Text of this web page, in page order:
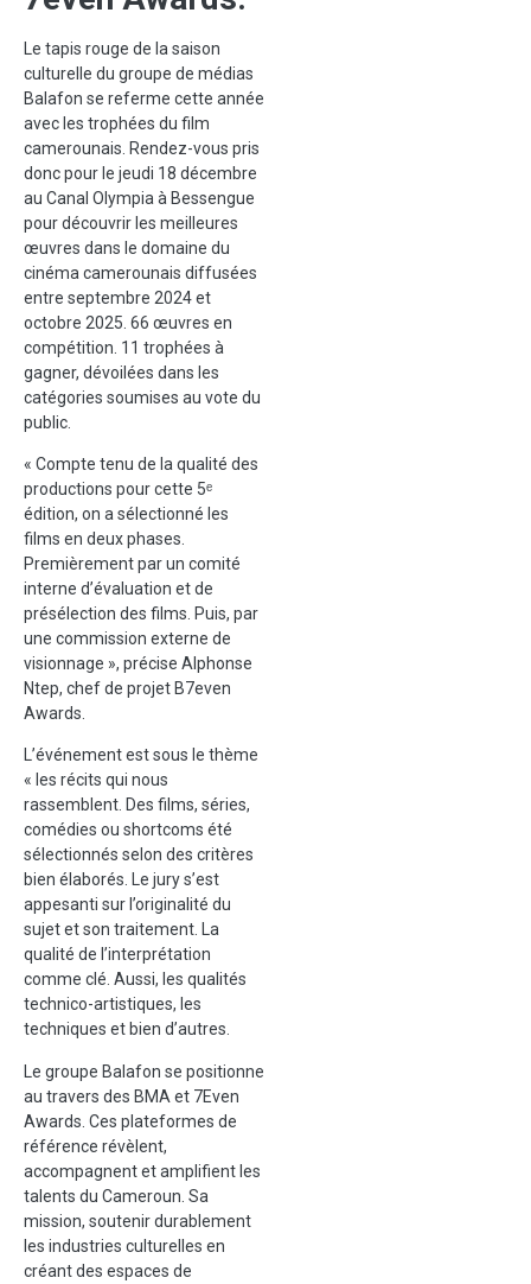
Le tapis rouge de la saison
culturelle du groupe de médias
Balafon se referme cette année
avec les trophées du film
camerounais. Rendez-vous pris
donc pour le jeudi 18 décembre
au Canal Olympia à Bessengue
pour découvrir les meilleures
œuvres dans le domaine du
cinéma camerounais diffusées
entre septembre 2024 et
octobre 2025. 66 œuvres en
compétition. 11 trophées à
gagner, dévoilées dans les
catégories soumises au vote du
public.
« Compte tenu de la qualité des
productions pour cette 5ᵉ
édition, on a sélectionné les
films en deux phases.
Premièrement par un comité
interne d’évaluation et de
présélection des films. Puis, par
une commission externe de
visionnage », précise Alphonse
Ntep, chef de projet B7even
Awards.
L’événement est sous le thème
« les récits qui nous
rassemblent. Des films, séries,
comédies ou shortcoms été
sélectionnés selon des critères
bien élaborés. Le jury s’est
appesanti sur l’originalité du
sujet et son traitement. La
qualité de l’interprétation
comme clé. Aussi, les qualités
technico-artistiques, les
techniques et bien d’autres.
Le groupe Balafon se positionne
au travers des BMA et 7Even
Awards. Ces plateformes de
référence révèlent,
accompagnent et amplifient les
talents du Cameroun. Sa
mission, soutenir durablement
les industries culturelles en
créant des espaces de